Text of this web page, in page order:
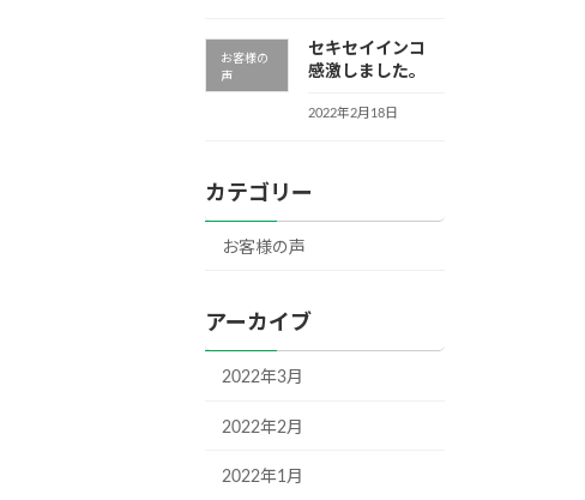
お客様の
声
セキセイインコ
感激しました。
2022年2月18日
カテゴリー
お客様の声
アーカイブ
2022年3月
2022年2月
2022年1月